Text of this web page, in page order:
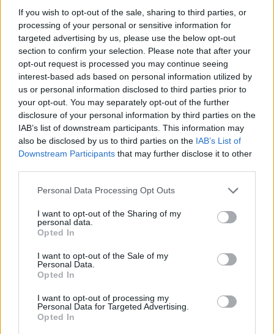
If you wish to opt-out of the sale, sharing to third parties, or
processing of your personal or sensitive information for
targeted advertising by us, please use the below opt-out
section to confirm your selection. Please note that after your
opt-out request is processed you may continue seeing
interest-based ads based on personal information utilized by
us or personal information disclosed to third parties prior to
your opt-out. You may separately opt-out of the further
disclosure of your personal information by third parties on the
IAB’s list of downstream participants. This information may
also be disclosed by us to third parties on the IAB’s List of
Downstream Participants that may further disclose it to other
Personal Data Processing Opt Outs
I want to opt-out of the Sharing of my
personal data.
Opted In
I want to opt-out of the Sale of my
Personal Data.
Opted In
I want to opt-out of processing my
Personal Data for Targeted Advertising.
Opted In
Χάκαρε το Twitter του υπουργού
Πολιτισμού και «πέθανε» τη Νάνα
Μούσχουρη
Σελιδοποίηση
Προηγούμενη σελίδα
Current page
1 Next page
Σικελία: Ανακαλύφθηκε ναυάγιο 2.100 ετών με
εκατοντάδες αμφορείς στον βυθό
18:50
Ευρωπαϊκό Κολύμβησης: Πρεμιέρα με 13 ελληνικές
συμμετοχές
Χανιά: Το παλιό φορτηγό έγινε... ενυδρείο - Η πρωτότυπη